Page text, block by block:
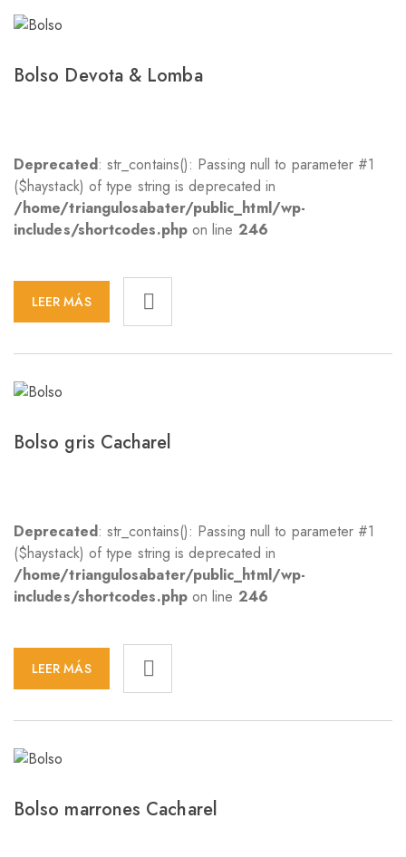
Bolso Devota & Lomba
Deprecated: str_contains(): Passing null to parameter #1
($haystack) of type string is deprecated in
/home/triangulosabater/public_html/wp-
includes/shortcodes.phpon line 246
LEER MÁS
Bolso gris Cacharel
Deprecated: str_contains(): Passing null to parameter #1
($haystack) of type string is deprecated in
/home/triangulosabater/public_html/wp-
includes/shortcodes.phpon line 246
LEER MÁS
Bolso marrones Cacharel